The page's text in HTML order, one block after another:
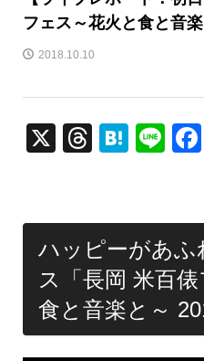
フェス～花火と食と音楽
2018.10.10
X
T
a
d
s
H
n
a
Li
ハッピーがあふ
ス「長岡 米百
食と音楽と～